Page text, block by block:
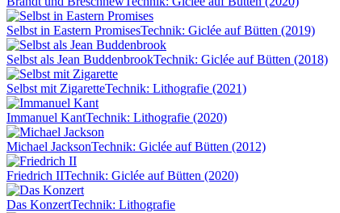
Selbst in Eastern PromisesTechnik: Giclée auf Bütten (2019)
Selbst als Jean BuddenbrookTechnik: Giclée auf Bütten (2018)
Selbst mit ZigaretteTechnik: Lithografie (2021)
Immanuel KantTechnik: Lithografie (2020)
Michael JacksonTechnik: Giclée auf Bütten (2012)
Friedrich IITechnik: Giclée auf Bütten (2020)
Das KonzertTechnik: Lithografie